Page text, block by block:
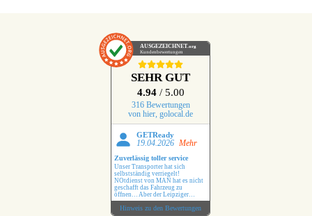
AUSGEZEICHNET .org
Kundenbewertungen
SEHR GUT
4.94 / 5.00
316 Bewertungen
von hier, golocal.de
GETReady
19.04.2026 Mehr
Zuverlässig toller service
Unser Transporter hat sich
selbstständig verriegelt!
NOtdienst von MAN hat es nicht
geschafft das Fahrzeug zu
öffnen… Aber der Leipziger
Schlüsseldienst hat das ohne
Probleme erledigt !
Hinweis zu den Bewertungen